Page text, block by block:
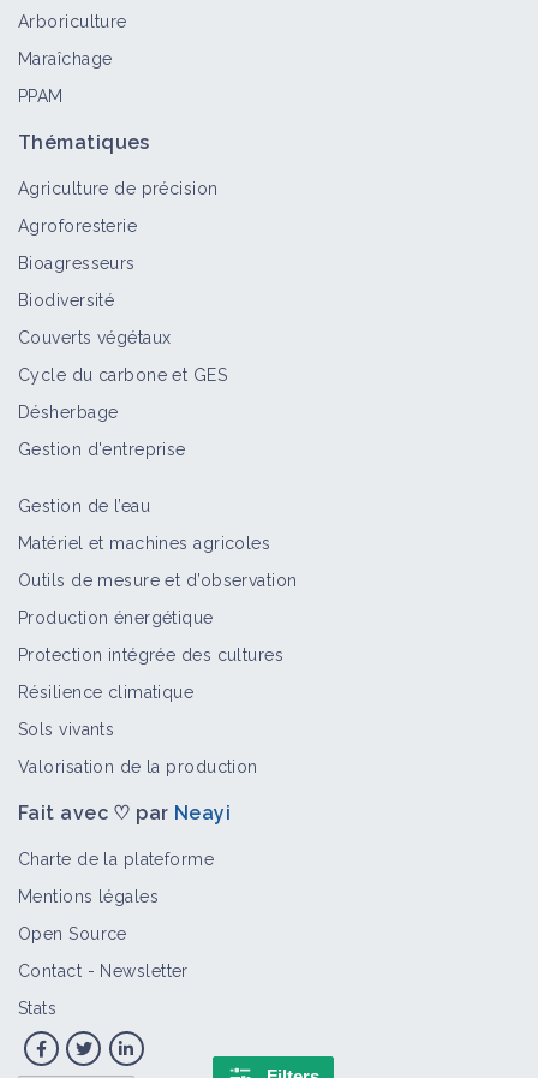
Arboriculture
Maraîchage
PPAM
Thématiques
Agriculture de précision
Agroforesterie
Bioagresseurs
Biodiversité
Couverts végétaux
Cycle du carbone et GES
Désherbage
Gestion d'entreprise
Gestion de l’eau
Matériel et machines agricoles
Outils de mesure et d’observation
Production énergétique
Protection intégrée des cultures
Résilience climatique
Sols vivants
Valorisation de la production
Fait avec ♡ par Neayi
Charte de la plateforme
Mentions légales
Open Source
Contact - Newsletter
Stats